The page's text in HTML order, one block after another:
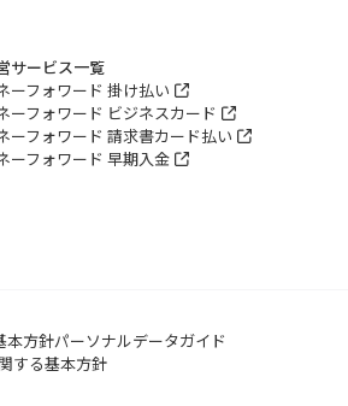
サービス一覧
ーフォワード 掛け払い
ーフォワード ビジネスカード
ーフォワード 請求書カード払い
ーフォワード 早期入金
本方針パーソナルデータガイド
する基本方針